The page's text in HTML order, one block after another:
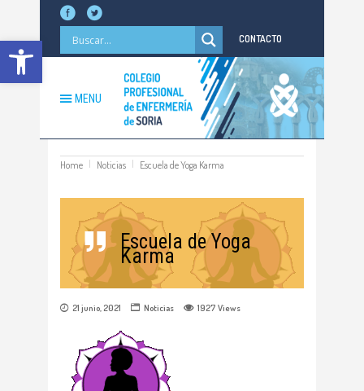
Abrir barra de herramientas CONTACTO
MENU
Home Noticias Escuela de Yoga Karma
Escuela de Yoga
Karma
21 junio, 2021 Noticias 1927 Views